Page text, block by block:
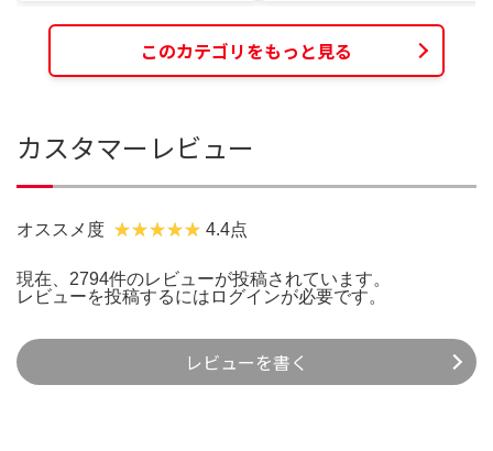
このカテゴリをもっと見る
カスタマーレビュー
オススメ度 4.4点
現在、2794件のレビューが投稿されています。
レビューを投稿するには ログインが必要です。
レビューを書く